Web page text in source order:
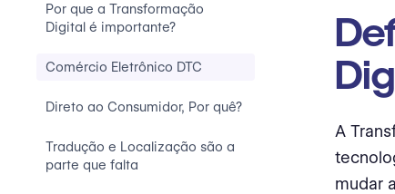
Por que a Transformação
Digital é importante?
Comércio Eletrônico DTC
Direto ao Consumidor, Por quê?
Tradução e Localização são a
parte que falta
A
mudar